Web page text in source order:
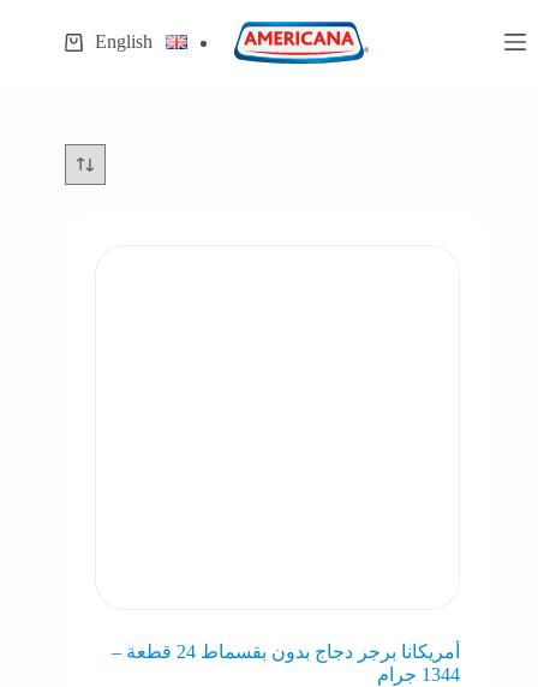
to
content
English
Shopping
أمريكانا برجر دجاج بدون بقسماط 24 قطعة –
1344 جرام